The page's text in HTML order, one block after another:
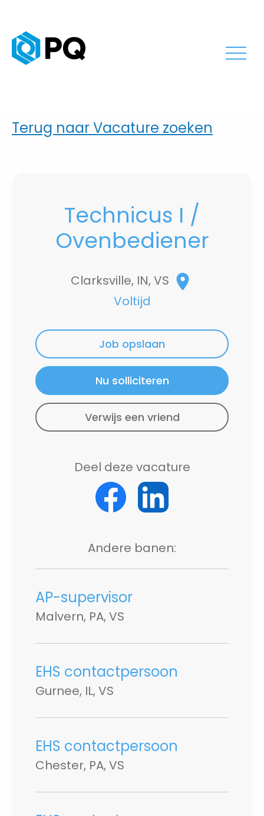
Terug naar Vacature zoeken
Technicus I /
Ovenbediener
Clarksville, IN, VS
Voltijd
Job opslaan
Nu solliciteren
Verwijs een vriend
Deel deze vacature
Andere banen:
AP-supervisor
Malvern, PA, VS
EHS contactpersoon
Gurnee, IL, VS
EHS contactpersoon
Chester, PA, VS